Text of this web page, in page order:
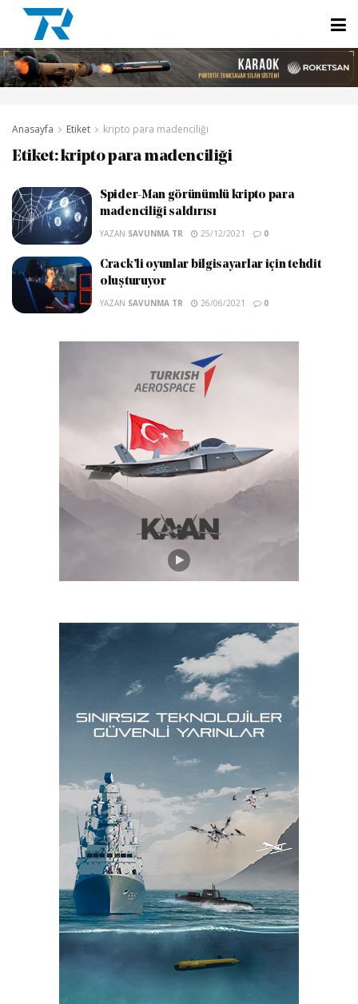
Anasayfa Etiket kripto para madenciliği
Etiket:kripto para madenciliği
Spider-Man görünümlü kripto para
madenciliği saldırısı
YAZAN SAVUNMA TR 25/12/2021 0
Crack’li oyunlar bilgisayarlar için tehdit
oluşturuyor
YAZAN SAVUNMA TR 26/06/2021 0